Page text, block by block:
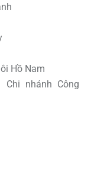
Hồ Nam
nhánh Công